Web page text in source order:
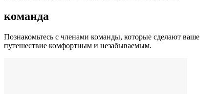
команда
Познакомьтесь с членами команды, которые сделают ваше
путешествие комфортным и незабываемым.